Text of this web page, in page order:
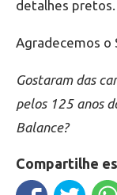
detalhes pretos.
Agradecemos o
Gostaram das
pelos 125 anos
Balance?
Compartilhe